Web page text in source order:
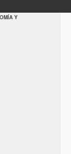
Y